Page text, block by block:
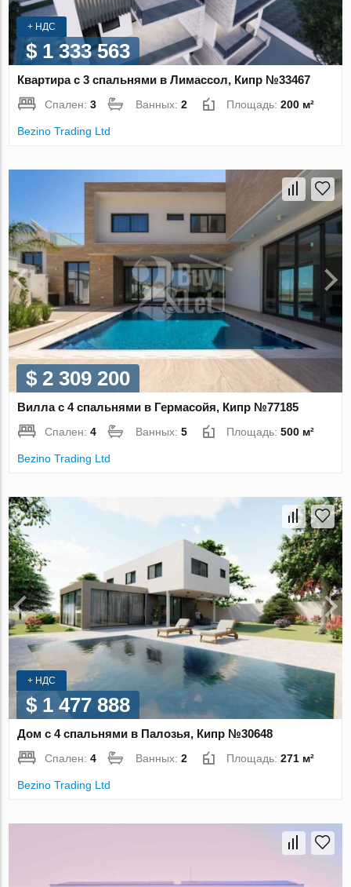
+ НДС
$ 1 333 563
Квартира с 3 спальнями в Лимассол, Кипр №33467
Спален:3 Ванных:2 Площадь:200 м²
Bezino Trading Ltd
$ 2 309 200
Вилла с 4 спальнями в Гермасойя, Кипр №77185
Спален:4 Ванных:5 Площадь:500 м²
Bezino Trading Ltd
+ НДС
$ 1 477 888
Дом с 4 спальнями в Палозья, Кипр №30648
Спален:4 Ванных:2 Площадь:271 м²
Bezino Trading Ltd